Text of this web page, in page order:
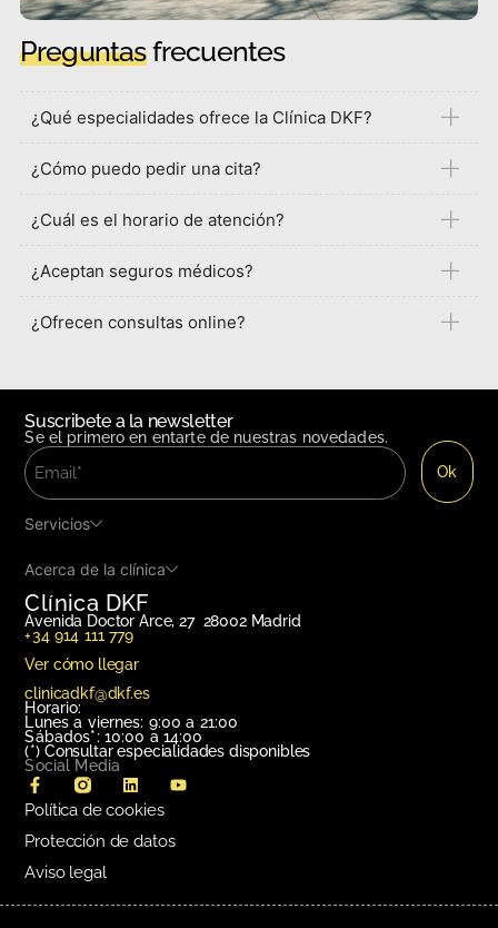
Preguntasfrecuentes
¿Qué especialidades ofrece la Clínica DKF?
¿Cómo puedo pedir una cita?
¿Cuál es el horario de atención?
¿Aceptan seguros médicos?
¿Ofrecen consultas online?
Clínica DKF
Avenida Doctor Arce, 27 28002 Madrid
+34 914 111 779
Ver cómo llegar
clinicadkf@dkf.es
Horario:
Lunes a viernes: 9:00 a 21:00
Sábados*: 10:00 a 14:00
(*) Consultar especialidades disponibles
Social Media
Suscribete a la newsletter
Se el primero en entarte de nuestras novedades.
Servicios
Acerca de la clínica
Política de cookies
Protección de datos
Aviso legal